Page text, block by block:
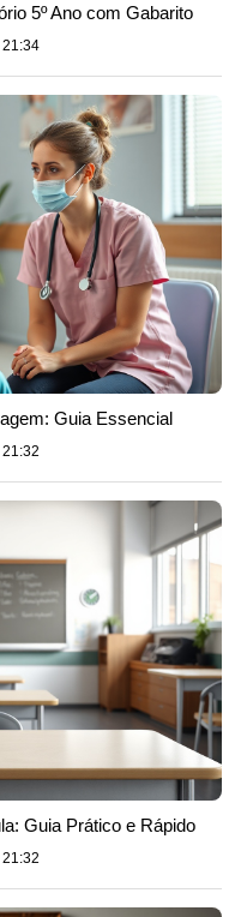
5º Ano com Gabarito
Guia Essencial
Guia Prático e Rápido